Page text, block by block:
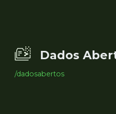
Dados
/dadosabertos